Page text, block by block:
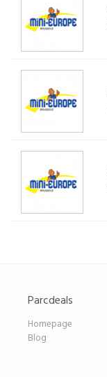
Parcdeals
Homepage
Blog